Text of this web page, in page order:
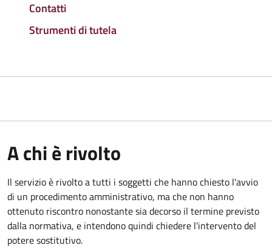
Contatti
Strumenti di tutela
A chi è rivolto
Il servizio è rivolto a tutti i soggetti che hanno chiesto l'avvio
di un procedimento amministrativo, ma che non hanno
ottenuto riscontro nonostante sia decorso il termine previsto
dalla normativa, e intendono quindi chiedere l'intervento del
potere sostitutivo.